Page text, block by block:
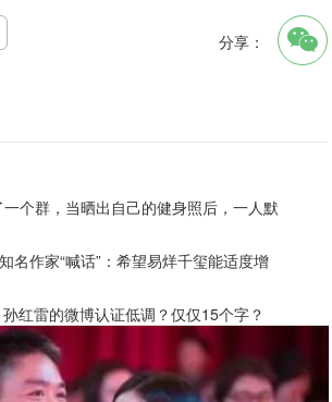
分享：
个群，当晒出自己的健身照后，一人默
名作家“喊话”：希望易烊千玺能适度增
红雷的微博认证低调？仅仅15个字？